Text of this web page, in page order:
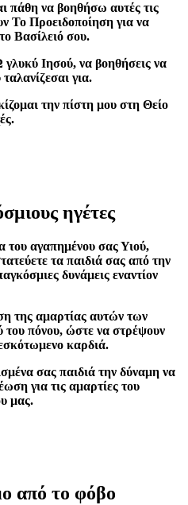
πάθη να βοηθήσω αυτές τις
Το Προειδοποίηση για να
Βασίλειό σου.
Ιησού, να βοηθήσεις να
για.
την πίστη μου στη Θείο
ηγέτες
αγαπημένου σας Υιού,
τα παιδιά σας από την
δυνάμεις εναντίον
της αμαρτίας αυτών των
του πόνου, ώστε να στρέψουν
καρδιά.
σας παιδιά την δύναμη να
για τις αμαρτίες του
μας.
από το φόβο